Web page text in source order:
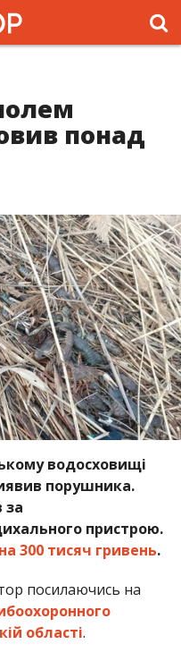
понад
водосховищі
порушника.
за
пристрою.
300 тисяч гривень.
посилаючись на
області.